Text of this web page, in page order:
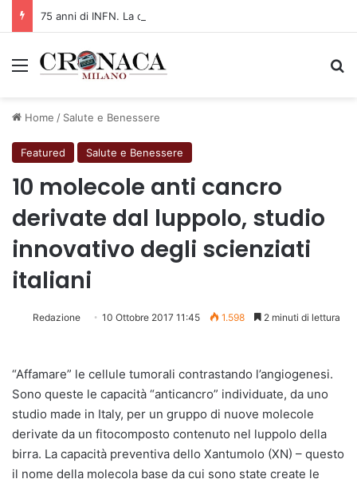
Menu
Home / Salute e Benessere
Featured Salute e Benessere
10 molecole anti cancro
derivate dal luppolo, studio
innovativo degli scienziati
italiani
Redazione 10 Ottobre 2017 11:45 1.598 2 minuti di lettura
“Affamare” le cellule tumorali contrastando l’angiogenesi.
Sono queste le capacità “anticancro” individuate, da uno
studio made in Italy, per un gruppo di nuove molecole
derivate da un fitocomposto contenuto nel luppolo della
birra. La capacità preventiva dello Xantumolo (XN) – questo
il nome della molecola base da cui sono state create le